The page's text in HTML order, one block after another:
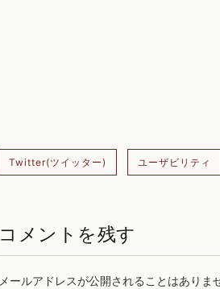
Twitter(ツイッター) ユーザビリティ
コメントを残す
メールアドレスが公開されることはありま